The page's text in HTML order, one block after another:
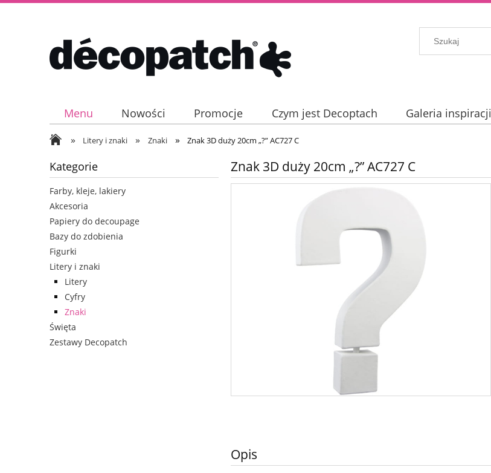
Menu Nowości Promocje Czym jest Decoptach Galeria inspiracji
» Litery i znaki » Znaki » Znak 3D duży 20cm „?” AC727 C
Kategorie
Farby, kleje, lakiery
Akcesoria
Papiery do decoupage
Bazy do zdobienia
Figurki
Litery i znaki
Litery
Cyfry
Znaki
Święta
Zestawy Decopatch
Znak 3D duży 20cm „?” AC727 C
Opis